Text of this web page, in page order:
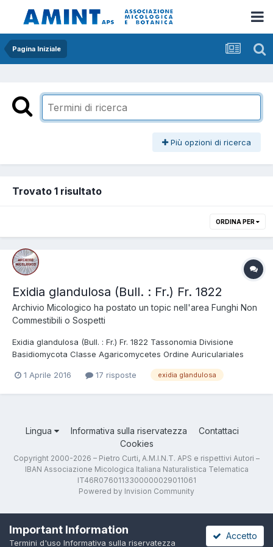
Pagina Iniziale
Più opzioni di ricerca
Trovato 1 risultato
ORDINA PER
Exidia glandulosa (Bull. : Fr.) Fr. 1822
Archivio Micologico ha postato un topic nell'area Funghi Non
Commestibili o Sospetti
Exidia glandulosa (Bull. : Fr.) Fr. 1822 Tassonomia Divisione
Basidiomycota Classe Agaricomycetes Ordine Auriculariales
2013; Foto e microscopia di Angelo Mariani. Romano di
1 Aprile 2016 17 risposte exidia glandulosa
Lingua Informativa sulla riservatezza
Contattaci
Cookies
Copyright 2000-2026 – Pietro Curti, A.M.I.N.T. APS e rispettivi Autori –
IBAN Associazione Micologica Italiana Naturalistica Telematica
IT46R0760113300000029011061
Powered by Invision Community
Important Information
Termini d'uso Informativa sulla riservatezza
Accetto